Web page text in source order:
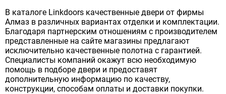
В каталоге Linkdoors качественные двери от фирмы
Алмаз в различных вариантах отделки и комплектации.
Благодаря партнерским отношениям с производителем
представленные на сайте магазины предлагают
исключительно качественные полотна с гарантией.
Специалисты компаний окажут всю необходимую
помощь в подборе двери и предоставят
дополнительную информацию по качеству,
конструкции, способам оплаты и доставки покупки.